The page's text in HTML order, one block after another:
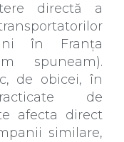
directă a
în Franța
spuneam).
de obicei, în
de
afecta direct
similare,